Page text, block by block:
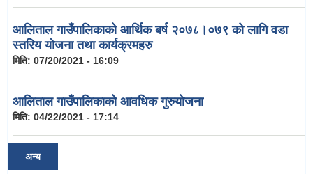
आलिताल गाउँपालिकाको आर्थिक बर्ष २०७८।०७९ को लागि वडा
स्तरिय योजना तथा कार्यक्रमहरु
मिति: 07/20/2021 - 16:09
आलिताल गाउँपालिकाको आवधिक गुरुयोजना
मिति: 04/22/2021 - 17:14
अन्य